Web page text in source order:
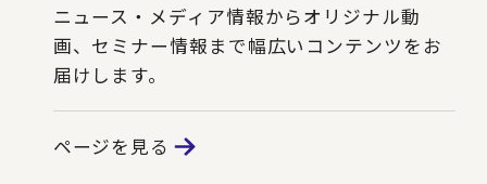
ニュース・メディア情報からオリジナル動
画、セミナー情報まで幅広いコンテンツをお
届けします。
ページを見る